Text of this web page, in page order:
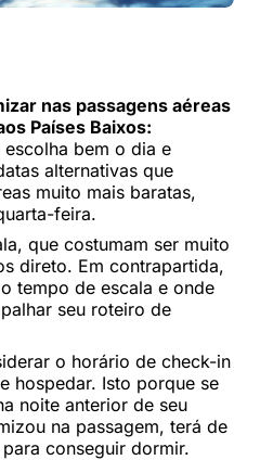
nas passagens aéreas
Países Baixos:
bem o dia e
alternativas que
muito mais baratas,
feira.
que costumam ser muito
direto. Em contrapartida,
tempo de escala e onde
seu roteiro de
o horário de check-in
hospedar. Isto porque se
noite anterior de seu
na passagem, terá de
conseguir dormir.